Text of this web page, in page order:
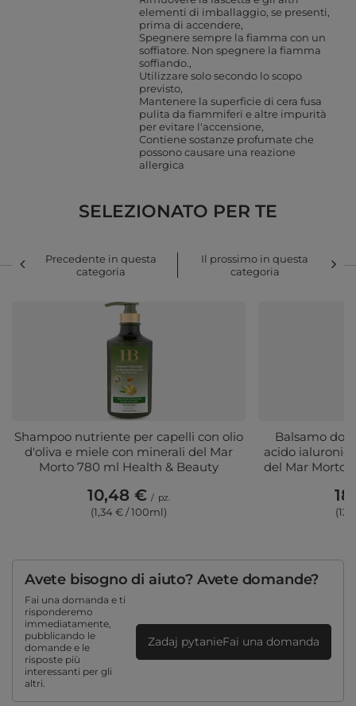
elementi di imballaggio, se presenti,
prima di accendere
Spegnere sempre la fiamma con un
soffiatore. Non spegnere la fiamma
soffiando.
Utilizzare solo secondo lo scopo
previsto
Mantenere la superficie di cera fusa
pulita da fiammiferi e altre impurità
per evitare l'accensione
Contiene sostanze profumate che
possono causare una reazione
allergica
SELEZIONATO PER TE
Precedente in questa
categoria
Il prossimo in questa
categoria
Shampoo nutriente per capelli con olio
d'oliva e miele con minerali del Mar
Morto 780 ml Health & Beauty
10,48 € / pz.
(1,34 € / 100ml)
Balsamo
acido
del Mar Morto
Avete bisogno di aiuto? Avete domande?
Fai una domanda e ti
risponderemo
immediatamente,
pubblicando le
domande e le
risposte più
interessanti per gli
altri.
Zadaj pytanieFai una domanda